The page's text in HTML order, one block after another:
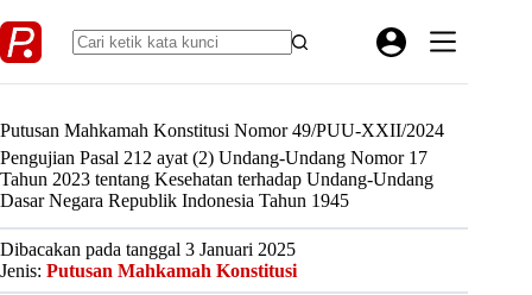
to
content
Putusan Mahkamah Konstitusi Nomor 49/PUU-XXII/2024
Pengujian Pasal 212 ayat (2) Undang-Undang Nomor 17
Tahun 2023 tentang Kesehatan terhadap Undang-Undang
Dasar Negara Republik Indonesia Tahun 1945
Dibacakan pada tanggal 3 Januari 2025
Jenis: Putusan Mahkamah Konstitusi